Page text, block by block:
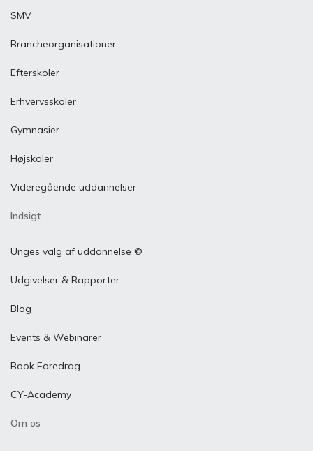
SMV
Brancheorganisationer
Efterskoler
Erhvervsskoler
Gymnasier
Højskoler
Videregående uddannelser
Indsigt
Unges valg af uddannelse ©
Udgivelser & Rapporter
Blog
Events & Webinarer
Book Foredrag
CY-Academy
Om os